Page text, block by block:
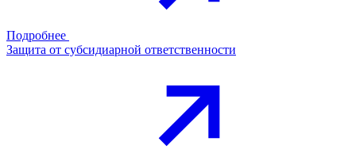
Подробнее
Защита от субсидиарной ответственности